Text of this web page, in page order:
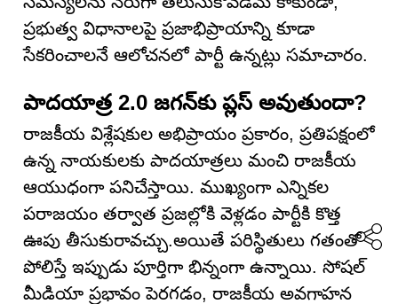
ప్రభుత్వ విధానాలపై ప్రజాభిప్రాయాన్ని కూడా
సేకరించాలనే ఆలోచనలో పార్టీ ఉన్నట్లు సమాచారం.
పాదయాత్ర 2.0 జగన్‌కు ప్లస్ అవుతుందా?
రాజకీయ విశ్లేషకుల అభిప్రాయం ప్రకారం, ప్రతిపక్షంలో
ఉన్న నాయకులకు పాదయాత్రలు మంచి రాజకీయ
ఆయుధంగా పనిచేస్తాయి. ముఖ్యంగా ఎన్నికల
పరాజయం తర్వాత ప్రజల్లోకి వెళ్లడం పార్టీకి కొత్త
ఊపు తీసుకురావచ్చు.అయితే పరిస్థితులు గతంతో
పోలిస్తే ఇప్పుడు పూర్తిగా భిన్నంగా ఉన్నాయి. సోషల్
మీడియా ప్రభావం పెరగడం, రాజకీయ అవగాహన